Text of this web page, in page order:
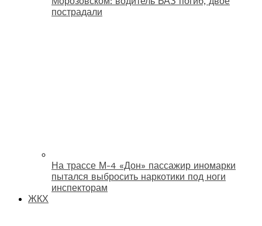
пострадали
На трассе М-4 «Дон» пассажир иномарки
пытался выбросить наркотики под ноги
инспекторам
ЖКХ